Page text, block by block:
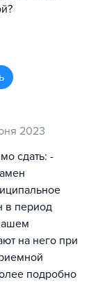
2023
сдать: -
в период
на него при
подробно